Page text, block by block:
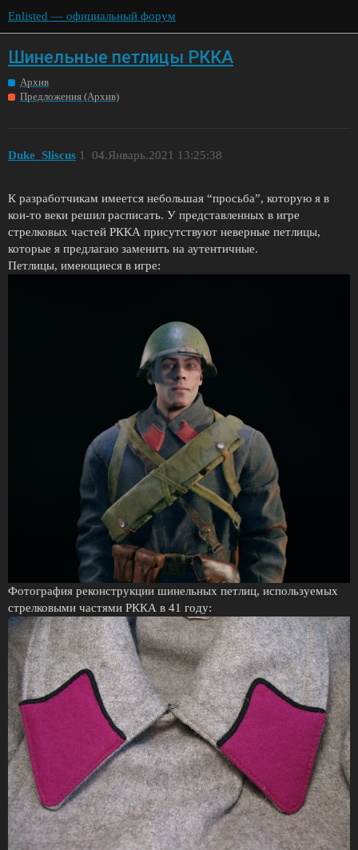
Enlisted — официальный форум
Шинельные петлицы РККА
Архив
Предложения (Архив)
Duke_Sliscus 04.Январь.2021 13:25:38
1
К разработчикам имеется небольшая “просьба”, которую я в
кои-то веки решил расписать. У представленных в игре
стрелковых частей РККА присутствуют неверные петлицы,
которые я предлагаю заменить на аутентичные.
Петлицы, имеющиеся в игре:
Фотография реконструкции шинельных петлиц, используемых
стрелковыми частями РККА в 41 году: